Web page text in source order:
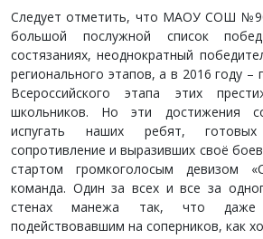
Следует отметить, что МАОУ СОШ
большой послужной список
состязаниях, неоднократный
регионального этапов, а в 2016 году
Всероссийского этапа этих
школьников. Но эти достижения
испугать наших ребят,
сопротивление и выразивших своё
стартом громкоголосым девизом
команда. Один за всех и все за
стенах манежа так, что даже
подействовавшим на соперников, как